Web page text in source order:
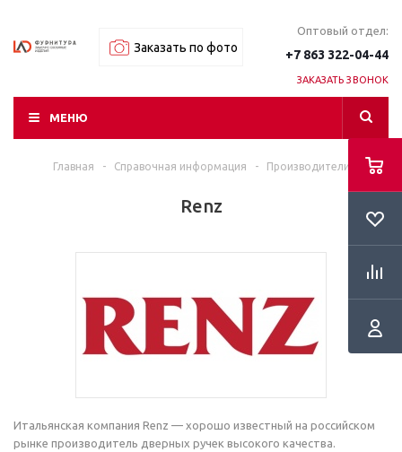
Заказать по фото
Оптовый отдел:
+7 863 322-04-44
ЗАКАЗАТЬ ЗВОНОК
МЕНЮ
Главная - Справочная информация - Производители
Renz
Итальянская компания Renz — хорошо известный на российском
рынке производитель дверных ручек высокого качества.